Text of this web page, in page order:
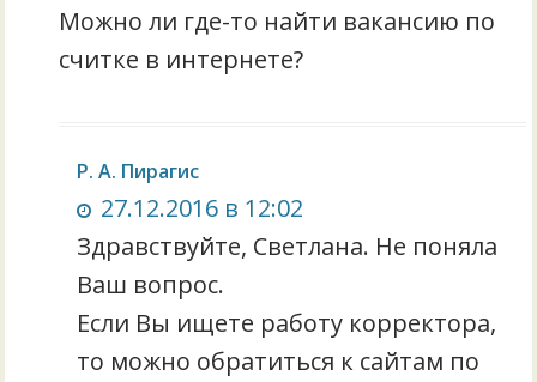
Можно ли где-то найти вакансию по
считке в интернете?
Р. А. Пирагис
27.12.2016 в 12:02
Здравствуйте, Светлана. Не поняла
Ваш вопрос.
Если Вы ищете работу корректора,
то можно обратиться к сайтам по